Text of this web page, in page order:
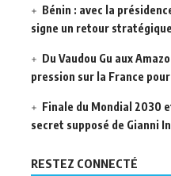
Bénin : avec la
signe un retour
Du Vaudou Gu aux
pression sur la France
Finale du Mondial 2030
secret supposé de Gianni
RESTEZ CONNECTÉ